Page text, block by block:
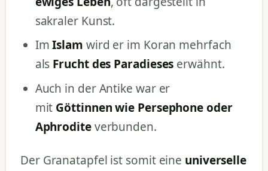
sakraler Kunst.
ImIslam wird er im Koran mehrfach
als Frucht des Paradieses erwähnt.
Auch in der Antike war er
mit Göttinnen wie Persephone oder
Aphroditeverbunden.
Der Granatapfel ist somit eine universelle